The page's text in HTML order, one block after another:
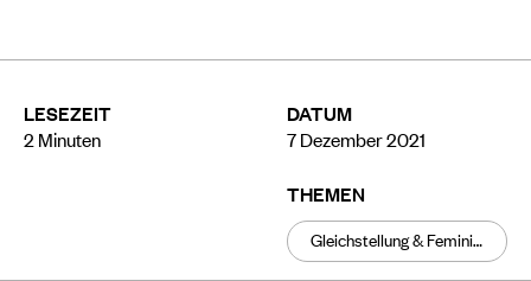
LESEZEIT
2 Minuten
DATUM
7 Dezember 2021
THEMEN
Gleichstellung & Feminismus